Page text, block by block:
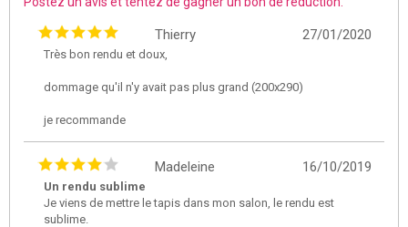
27/01/2020
Thierry
Très bon rendu et doux,
dommage qu'il n'y avait pas plus grand (200x290)
je recommande
16/10/2019
Madeleine
Un rendu sublime
Je viens de mettre le tapis dans mon salon, le rendu est
sublime.